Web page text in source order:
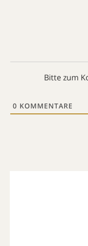
Bitte zum
0 KOMMENTARE